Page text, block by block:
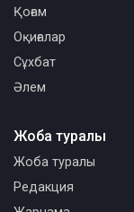
Қоғам
Оқиғалар
Сұхбат
Әлем
Жоба туралы
Жоба туралы
Редакция